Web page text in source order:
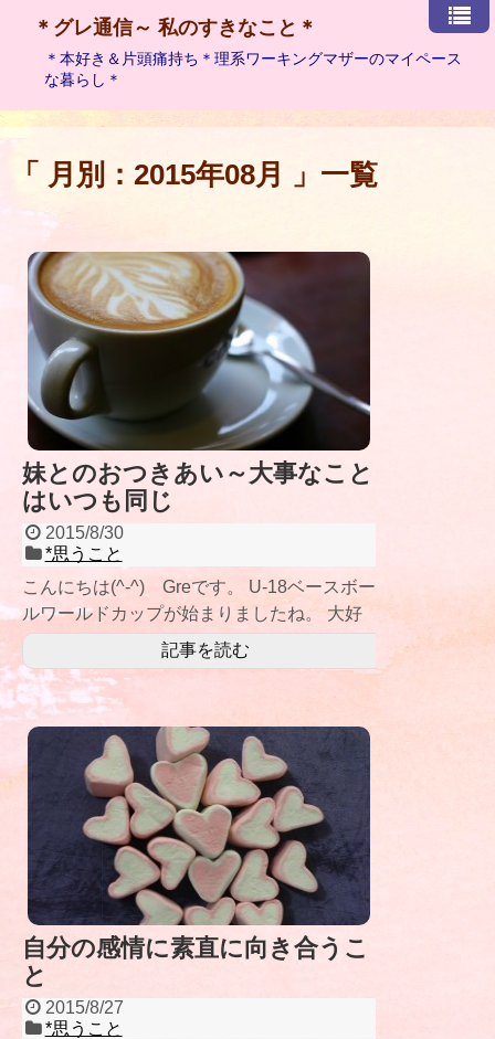
＊グレ通信～ 私のすきなこと＊
＊本好き＆片頭痛持ち＊理系ワーキングマザーのマイペース
な暮らし＊
「 月別：2015年08月 」一覧
妹とのおつきあい～大事なこと
はいつも同じ
2015/8/30
*思うこと
こんにちは(^-^) Greです。 U-18ベースボー
ルワールドカップが始まりましたね。 大好
きな高校野球の直後に始まっ
記事を読む
自分の感情に素直に向き合うこ
と
2015/8/27
*思うこと